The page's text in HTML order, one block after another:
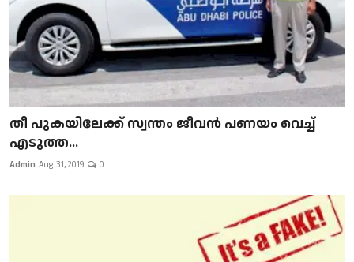
​​​​​​​തീ പുകയിലേക്ക് സ്വന്തം ജീവന്‍ പണയം വെച്ച്
എടുത്ത...
Admin Aug 31, 2019 0